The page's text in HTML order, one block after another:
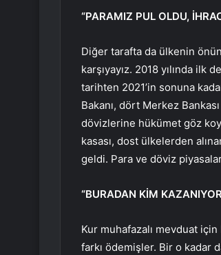
“PARAMIZ PUL OLDU,
Diğer tarafta da ülkenin
karşıyayız. 2018 yılında ilk
tarihten 2021’in sonuna
Bakanı, dört Merkez
dövizlerine hükümet göz
kasası, dost ülkelerden
geldi. Para ve döviz
“BURADAN KİM
Kur muhafazalı mevduat
farkı ödemişler. Bir o kadar